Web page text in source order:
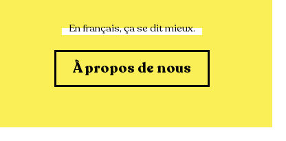
En français, ça se dit mieux.
À propos de nous